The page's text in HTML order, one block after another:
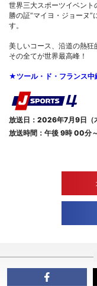
世界三大スポーツイベン
勝の証“マイヨ・ジョーヌ
す。
美しいコース、沿道の熱狂
その全てが世界最高峰！
★ツール・ド・フランス
放送日：2026年7月9日（
放送時間：午後 9時 00分